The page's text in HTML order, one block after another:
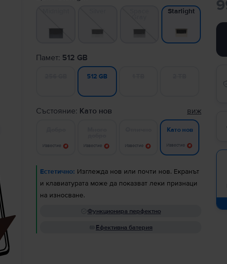
Starlight
Памет: 512 GB
512 GB
Състояние: Като нов виж
Известие Известие Известие
Като нов
Известие
Естетично: Изглежда нов или почти нов. Екранът
и клавиатурата може да показват леки признаци
на износване.
Функционира перфектно
Ефективна батерия